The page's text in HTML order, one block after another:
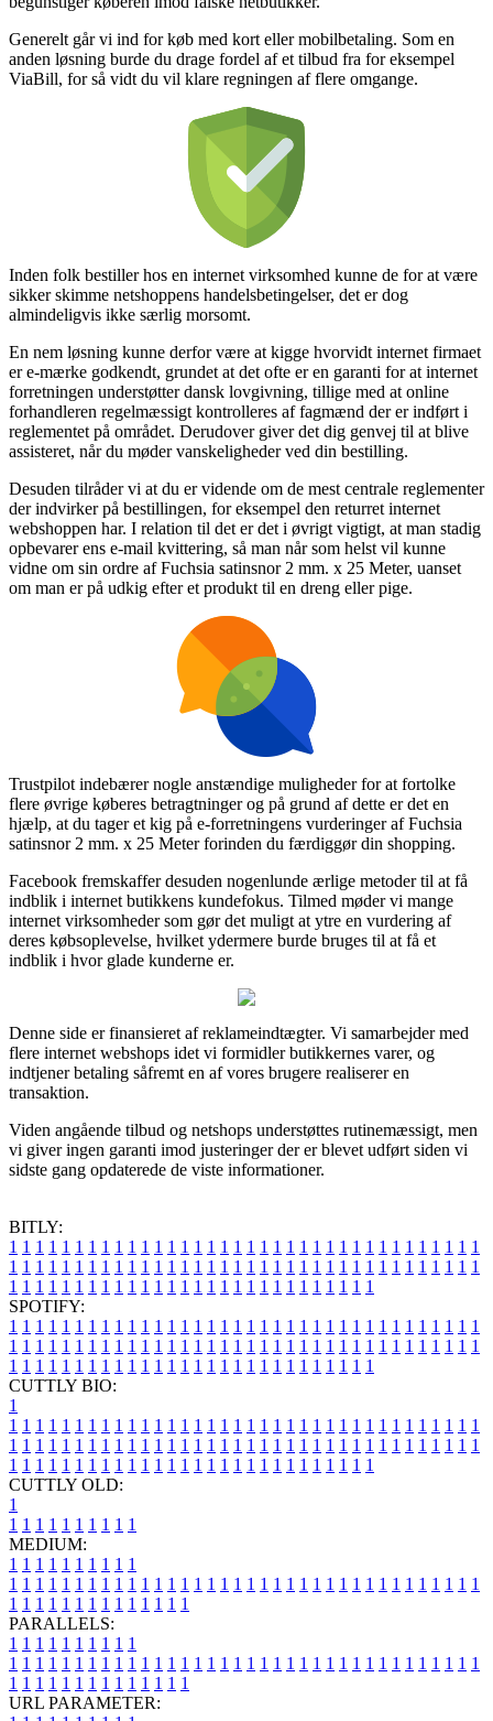
Generelt går vi ind for køb med kort eller mobilbetaling. Som en
anden løsning burde du drage fordel af et tilbud fra for eksempel
ViaBill, for så vidt du vil klare regningen af flere omgange.
Inden folk bestiller hos en internet virksomhed kunne de for at være
sikker skimme netshoppens handelsbetingelser, det er dog
almindeligvis ikke særlig morsomt.
En nem løsning kunne derfor være at kigge hvorvidt internet firmaet
er e-mærke godkendt, grundet at det ofte er en garanti for at internet
forretningen understøtter dansk lovgivning, tillige med at online
forhandleren regelmæssigt kontrolleres af fagmænd der er indført i
reglementet på området. Derudover giver det dig genvej til at blive
assisteret, når du møder vanskeligheder ved din bestilling.
Desuden tilråder vi at du er vidende om de mest centrale reglementer
der indvirker på bestillingen, for eksempel den returret internet
webshoppen har. I relation til det er det i øvrigt vigtigt, at man stadig
opbevarer ens e-mail kvittering, så man når som helst vil kunne
vidne om sin ordre af Fuchsia satinsnor 2 mm. x 25 Meter, uanset
om man er på udkig efter et produkt til en dreng eller pige.
Trustpilot indebærer nogle anstændige muligheder for at fortolke
flere øvrige køberes betragtninger og på grund af dette er det en
hjælp, at du tager et kig på e-forretningens vurderinger af Fuchsia
satinsnor 2 mm. x 25 Meter forinden du færdiggør din shopping.
Facebook fremskaffer desuden nogenlunde ærlige metoder til at få
indblik i internet butikkens kundefokus. Tilmed møder vi mange
internet virksomheder som gør det muligt at ytre en vurdering af
deres købsoplevelse, hvilket ydermere burde bruges til at få et
indblik i hvor glade kunderne er.
Denne side er finansieret af reklameindtægter. Vi samarbejder med
flere internet webshops idet vi formidler butikkernes varer, og
indtjener betaling såfremt en af vores brugere realiserer en
transaktion.
Viden angående tilbud og netshops understøttes rutinemæssigt, men
vi giver ingen garanti imod justeringer der er blevet udført siden vi
sidste gang opdaterede de viste informationer.
BITLY:
1 1 1 1 1 1 1 1 1 1 1 1 1 1 1 1 1 1 1 1 1 1 1 1 1 1 1 1 1 1 1 1 1 1 1 1
1 1 1 1 1 1 1 1 1 1 1 1 1 1 1 1 1 1 1 1 1 1 1 1 1 1 1 1 1 1 1 1 1 1 1 1
1 1 1 1 1 1 1 1 1 1 1 1 1 1 1 1 1 1 1 1 1 1 1 1 1 1 1 1
SPOTIFY:
1 1 1 1 1 1 1 1 1 1 1 1 1 1 1 1 1 1 1 1 1 1 1 1 1 1 1 1 1 1 1 1 1 1 1 1
1 1 1 1 1 1 1 1 1 1 1 1 1 1 1 1 1 1 1 1 1 1 1 1 1 1 1 1 1 1 1 1 1 1 1 1
1 1 1 1 1 1 1 1 1 1 1 1 1 1 1 1 1 1 1 1 1 1 1 1 1 1 1 1
CUTTLY BIO:
1
1 1 1 1 1 1 1 1 1 1 1 1 1 1 1 1 1 1 1 1 1 1 1 1 1 1 1 1 1 1 1 1 1 1 1 1
1 1 1 1 1 1 1 1 1 1 1 1 1 1 1 1 1 1 1 1 1 1 1 1 1 1 1 1 1 1 1 1 1 1 1 1
1 1 1 1 1 1 1 1 1 1 1 1 1 1 1 1 1 1 1 1 1 1 1 1 1 1 1 1
CUTTLY OLD:
1
1 1 1 1 1 1 1 1 1 1
MEDIUM:
1 1 1 1 1 1 1 1 1 1
1 1 1 1 1 1 1 1 1 1 1 1 1 1 1 1 1 1 1 1 1 1 1 1 1 1 1 1 1 1 1 1 1 1 1 1
1 1 1 1 1 1 1 1 1 1 1 1 1 1
PARALLELS:
1 1 1 1 1 1 1 1 1 1
1 1 1 1 1 1 1 1 1 1 1 1 1 1 1 1 1 1 1 1 1 1 1 1 1 1 1 1 1 1 1 1 1 1 1 1
1 1 1 1 1 1 1 1 1 1 1 1 1 1
URL PARAMETER: